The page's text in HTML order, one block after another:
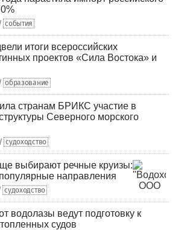
/ события
итоги всероссийских
проектов «Сила Востока» и
/ образование
странам БРИКС участие в
Северного морского
/ судоходство
выбирают речные круизы:
направления
судоходство
водолазы ведут подготовку к
судов